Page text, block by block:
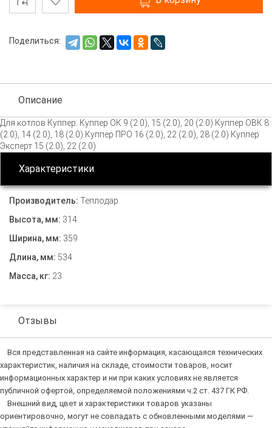
Поделиться:
Описание
Для котлов Куппер: Куппер ОК 9 (2.0), 15 (2.0), 20 (2.0) Куппер ОВК 8
(2.0), 14 (2.0), 18 (2.0) Куппер ПРО 16 (2.0), 22 (2.0), 28 (2.0) Куппер
Эксперт 15 (2.0), 22 (2.0)
Характеристики
Производитель: Теплодар
Высота, мм: 314
Ширина, мм: 359
Длина, мм: 534
Масса, кг: 23
Отзывы
Вся представленная на сайте информация, касающаяся технических
характеристик, наличия на складе, стоимости товаров, носит
информационных характер и ни при каких условиях не является
публичной офертой, определяемой положениями ч.2 ст. 437 ГК РФ.
Внешний вид, цвет и характеристики товаров указаны
ориентировочно, могут не совпадать с обновленными моделями —